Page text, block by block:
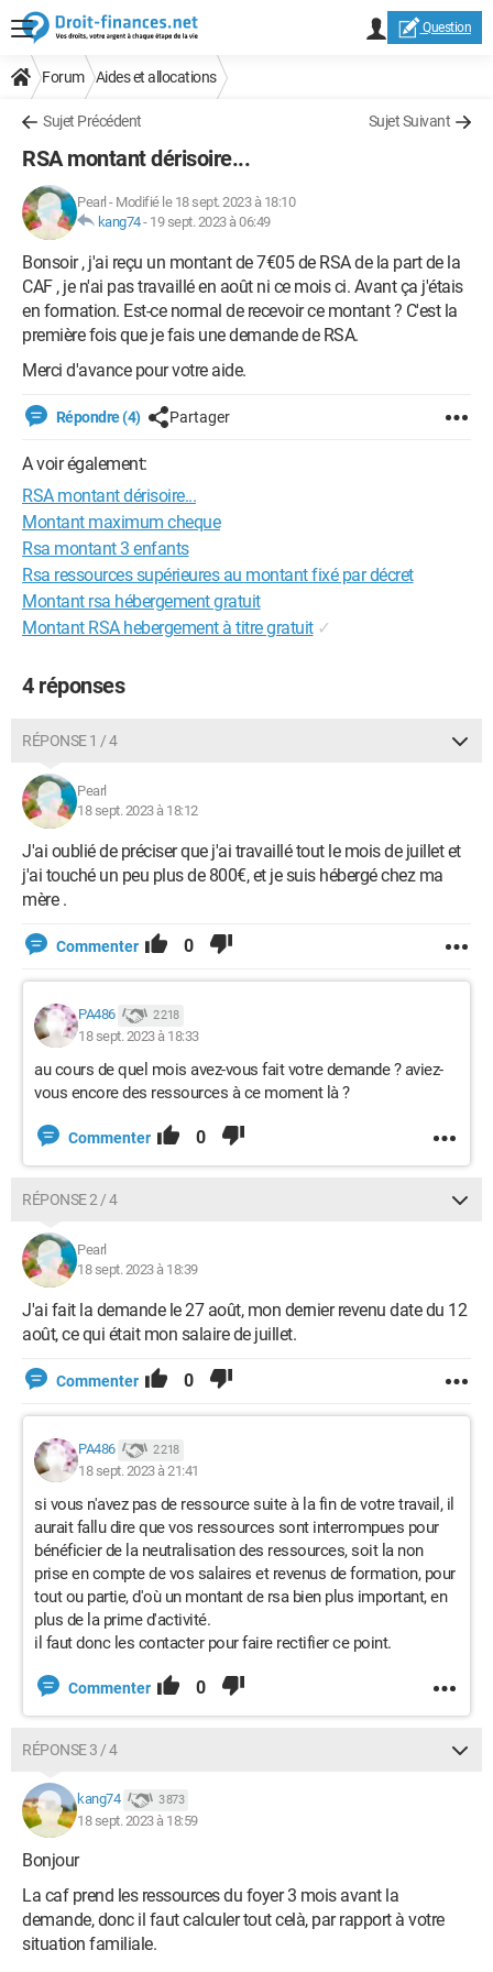
Question
Forum Aides et allocations
Sujet Précédent Sujet Suivant
RSA montant dérisoire...
Pearl - Modifié le 18 sept. 2023 à 18:10
kang74- 19 sept. 2023 à 06:49
Bonsoir , j'ai reçu un montant de 7€05 de RSA de la part de la
CAF , je n'ai pas travaillé en août ni ce mois ci. Avant ça j'étais
en formation. Est-ce normal de recevoir ce montant ? C'est la
première fois que je fais une demande de RSA.
Merci d'avance pour votre aide.
Répondre (4) Partager
A voir également:
RSA montant dérisoire...
Montant maximum cheque
Rsa montant 3 enfants
Rsa ressources supérieures au montant fixé par décret
Montant rsa hébergement gratuit
Montant RSA hebergement à titre gratuit ✓
4 réponses
RÉPONSE 1 / 4
Pearl
18 sept. 2023 à 18:12
J'ai oublié de préciser que j'ai travaillé tout le mois de juillet et
j'ai touché un peu plus de 800€, et je suis hébergé chez ma
mère .
Commenter 0
PA486 2 218
18 sept. 2023 à 18:33
au cours de quel mois avez-vous fait votre demande ? aviez-
vous encore des ressources à ce moment là ?
Commenter 0
RÉPONSE 2 / 4
Pearl
18 sept. 2023 à 18:39
J'ai fait la demande le 27 août, mon dernier revenu date du 12
août, ce qui était mon salaire de juillet.
Commenter 0
PA486 2 218
18 sept. 2023 à 21:41
si vous n'avez pas de ressource suite à la fin de votre travail, il
aurait fallu dire que vos ressources sont interrompues pour
bénéficier de la neutralisation des ressources, soit la non
prise en compte de vos salaires et revenus de formation, pour
tout ou partie, d'où un montant de rsa bien plus important, en
plus de la prime d'activité.
il faut donc les contacter pour faire rectifier ce point.
Commenter 0
RÉPONSE 3 / 4
kang74 3 873
18 sept. 2023 à 18:59
Bonjour
La caf prend les ressources du foyer 3 mois avant la
demande, donc il faut calculer tout celà, par rapport à votre
situation familiale.